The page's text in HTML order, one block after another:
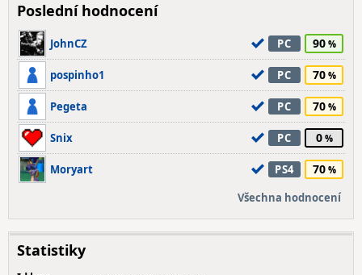
Poslední hodnocení
JohnCZ PC 90
pospinho1 PC 70
Pegeta PC 70
Snix PC 0
Moryart PS4 70
Všechna hodnocení
Statistiky